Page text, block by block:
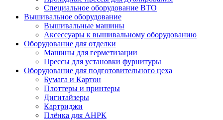
Специальное оборудование ВТО
Вышивальное оборудование
Вышивальные машины
Аксессуары к вышивальному оборудованию
Оборудование для отделки
Машины для герметизации
Прессы для установки фурнитуры
Оборудование для подготовительного цеха
Бумага и Картон
Плоттеры и принтеры
Дигитайзеры
Картриджи
Плёнка для АНРК